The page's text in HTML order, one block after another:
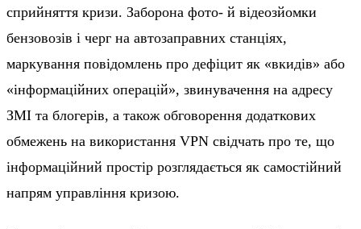
сприйняття кризи. Заборона фото- й відеозйомки
бензовозів і черг на автозаправних станціях,
маркування повідомлень про дефіцит як «вкидів» або
«інформаційних операцій», звинувачення на адресу
ЗМІ та блогерів, а також обговорення додаткових
обмежень на використання VPN свідчать про те, що
інформаційний простір розглядається як самостійний
напрям управління кризою.